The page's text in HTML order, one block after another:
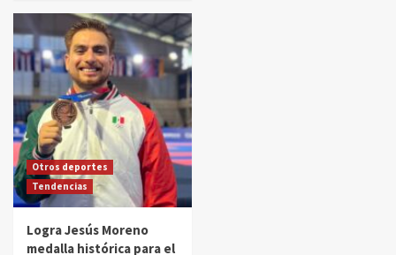
Otros deportes
Tendencias
Logra Jesús Moreno
medalla histórica para el